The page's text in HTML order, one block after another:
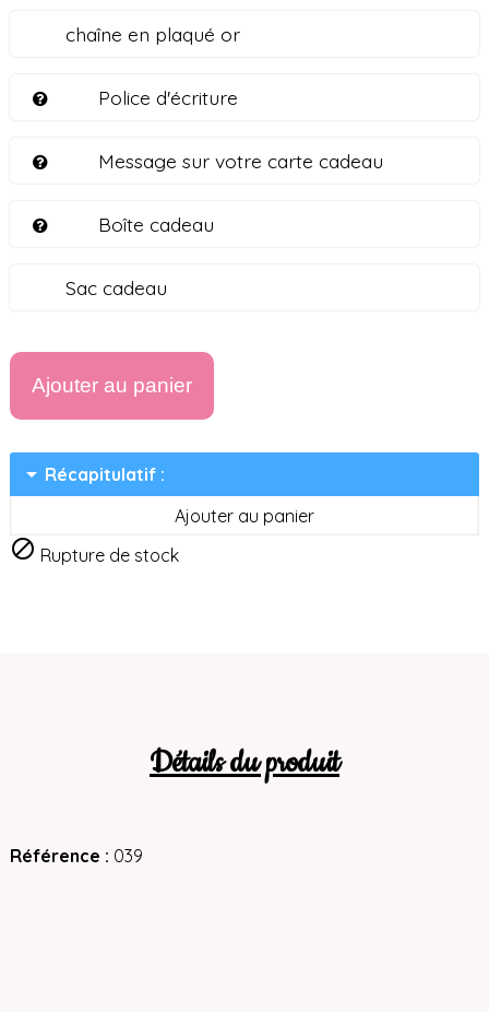
chaîne en plaqué or
Police d'écriture
Message sur votre carte cadeau
Boîte cadeau
Sac cadeau
Ajouter au panier
arrow_drop_down Récapitulatif :
Ajouter au panier
 Rupture de stock
Détails du produit
Référence 039